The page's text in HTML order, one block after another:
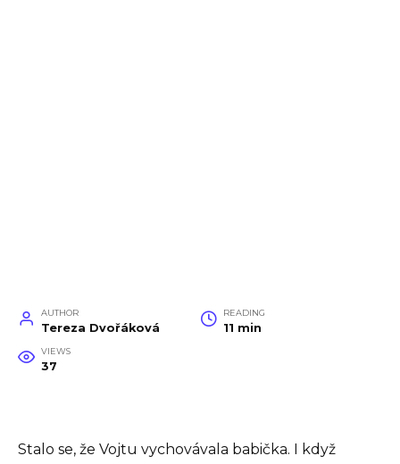
AUTHOR
Tereza Dvořáková
READING
11 min
VIEWS
37
Stalo se, že Vojtu vychovávala babička. I když